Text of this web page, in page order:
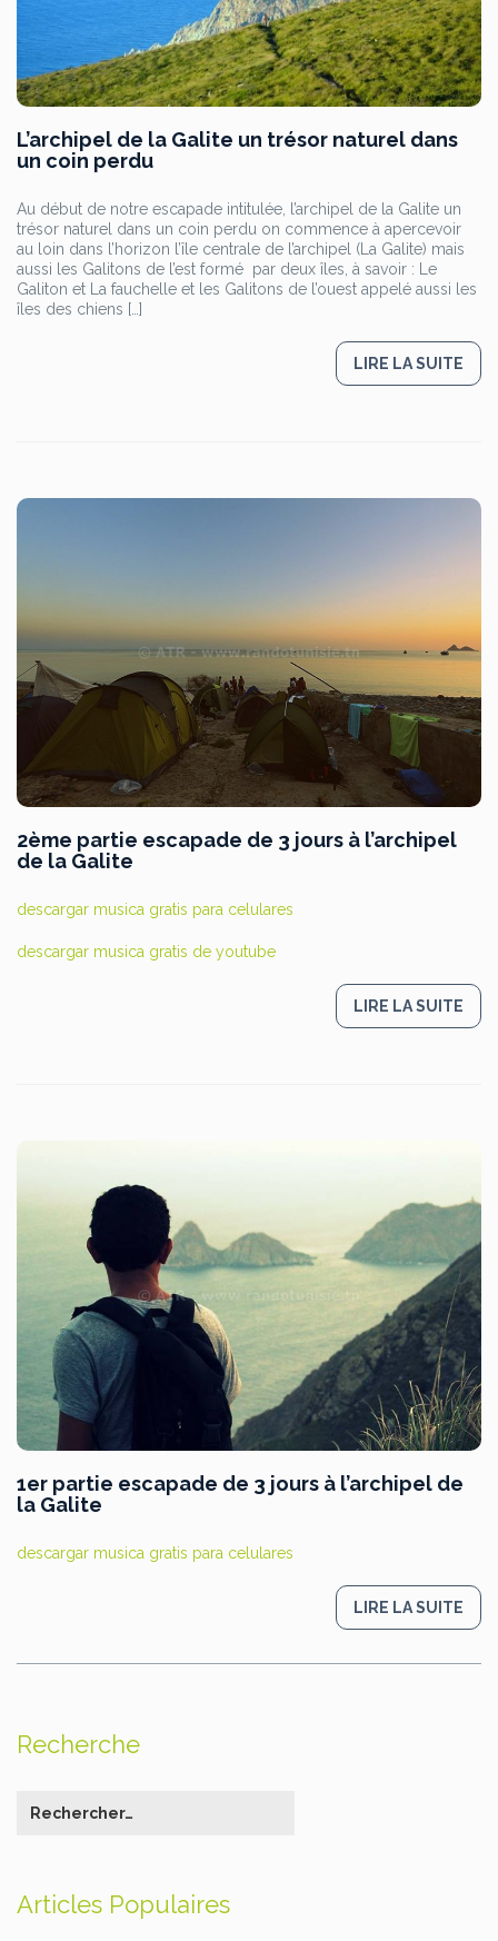
L’archipel de la Galite un trésor naturel dans
un coin perdu
Au début de notre escapade intitulée, l’archipel de la Galite un
trésor naturel dans un coin perdu on commence à apercevoir
au loin dans l’horizon l’île centrale de l’archipel (La Galite) mais
aussi les Galitons de l’est formé par deux îles, à savoir : Le
Galiton et La fauchelle et les Galitons de l’ouest appelé aussi les
îles des chiens […]
LIRE LA SUITE
2ème partie escapade de 3 jours à l’archipel
de la Galite
descargar musica gratis para celulares
descargar musica gratis de youtube
LIRE LA SUITE
1er partie escapade de 3 jours à l’archipel de
la Galite
descargar musica gratis para celulares
LIRE LA SUITE
Recherche
Articles Populaires